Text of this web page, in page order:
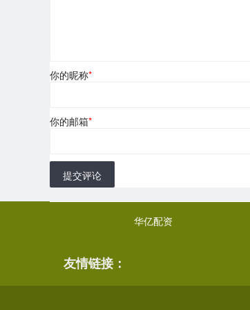
你的昵称*
你的邮箱*
提交评论
华亿配资
友情链接：